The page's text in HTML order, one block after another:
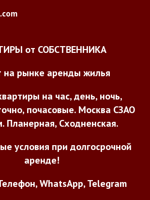
от СОБСТВЕННИКА
на рынке аренды жилья
на час, день, ночь,
почасовые. Москва СЗАО
Планерная, Сходненская.
условия при долгосрочной
аренде!
WhatsApp, Telegram